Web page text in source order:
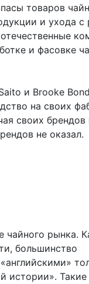
товаров
и ухода с
и фасовке
и Brooke
на своих
своих
не оказал.
рынка.
большинство
истории».